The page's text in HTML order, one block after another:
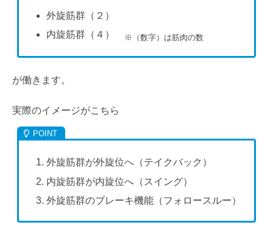
外旋筋群（２）
内旋筋群（４）
※（数字）は筋肉の数
が働きます。
実際のイメージがこちら
外旋筋群が外旋位へ（テイクバック）
内旋筋群が内旋位へ（スイング）
外旋筋群のブレーキ機能（フォロースルー）